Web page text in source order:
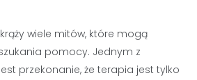
wiele mitów, które mogą
pomocy. Jednym z
przekonanie, że terapia jest tylko